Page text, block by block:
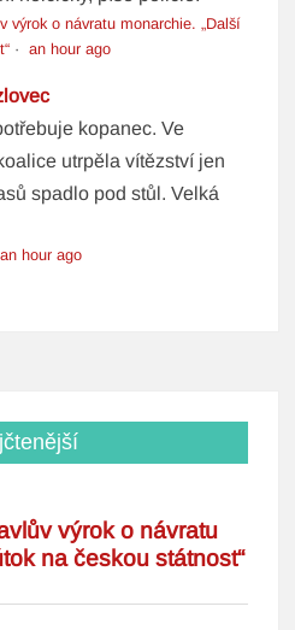
výrok o návratu monarchie. „Další
·an hour ago
kopanec. Ve
utrpěla vítězství jen
spadlo pod stůl. Velká
an hour ago